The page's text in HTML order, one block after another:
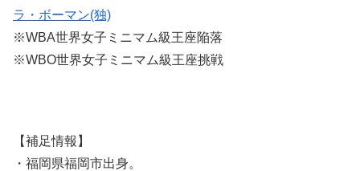
ラ・ボーマン(独)
※WBA世界女子ミニマム級王座陥落
※WBO世界女子ミニマム級王座挑戦
【補足情報】
・福岡県福岡市出身。